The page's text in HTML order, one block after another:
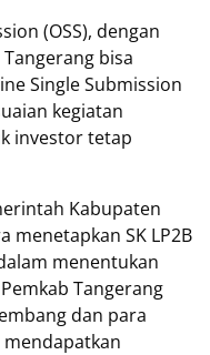
(OSS), dengan
bisa
Single Submission
kegiatan
investor tetap
Kabupaten
menetapkan SK LP2B
menentukan
Tangerang
dan para